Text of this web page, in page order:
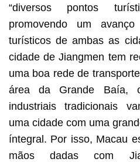
“diversos pontos
promovendo um
turísticos de ambas as
cidade de Jiangmen tem
uma boa rede de
área da Grande Baía,
industriais tradicionais
uma cidade com uma
íntegral. Por isso, Macau
mãos dadas com